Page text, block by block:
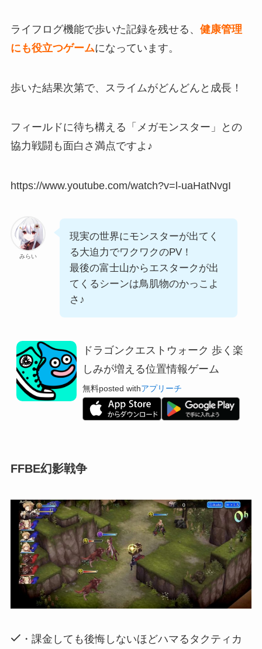
ライフログ機能で歩いた記録を残せる、 健康管理
にも役立つゲームになっています。
歩いた結果次第で、スライムがどんどんと成長！
フィールドに待ち構える「メガモンスター」との
協力戦闘 も面白さ満点ですよ♪
https://www.youtube.com/watch?v=l-uaHatNvgI
みらい
現実の世界にモンスターが出てく
る大迫力でワクワクのPV！
最後の富士山からエスタークが出
てくるシーンは鳥肌物のかっこよ
さ♪
ドラゴンクエストウォーク 歩く楽
しみが増える位置情報ゲーム
無料posted withアプリーチ
FFBE幻影戦争
・課金しても後悔しないほどハマるタクティカ